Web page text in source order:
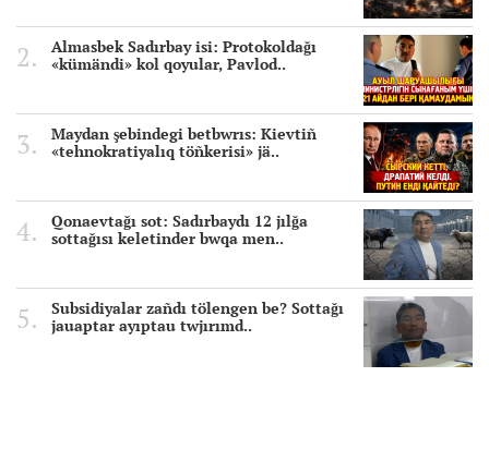
Almasbek Sadırbay isi: Protokoldağı
«kümändi» kol qoyular, Pavlod..
Maydan şebindegi betbwrıs: Kievtiñ
«tehnokratiyalıq töñkerisi» jä..
Qonaevtağı sot: Sadırbaydı 12 jılğa
sottağısı keletinder bwqa men..
Subsidiyalar zañdı tölengen be? Sottağı
jauaptar ayıptau twjırımd..